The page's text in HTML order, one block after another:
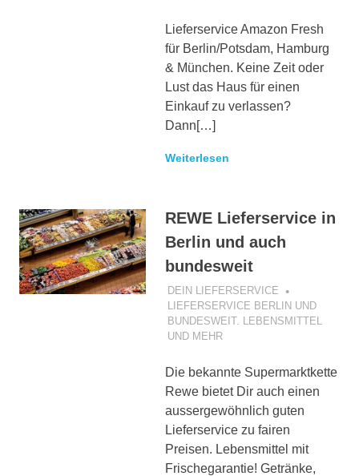
Lieferservice Amazon Fresh
für Berlin/Potsdam, Hamburg
& München. Keine Zeit oder
Lust das Haus für einen
Einkauf zu verlassen?
Dann[…]
Weiterlesen
REWE Lieferservice in
Berlin und auch
bundesweit
24. MÄRZ 2017
DEIN LIEFERSERVICE
LIEFERSERVICE BERLIN UND
BUNDESWEIT. LEBENSMITTEL
UND MEHR
Die bekannte Supermarktkette
Rewe bietet Dir auch einen
aussergewöhnlich guten
Lieferservice zu fairen
Preisen. Lebensmittel mit
Frischegarantie! Getränke,